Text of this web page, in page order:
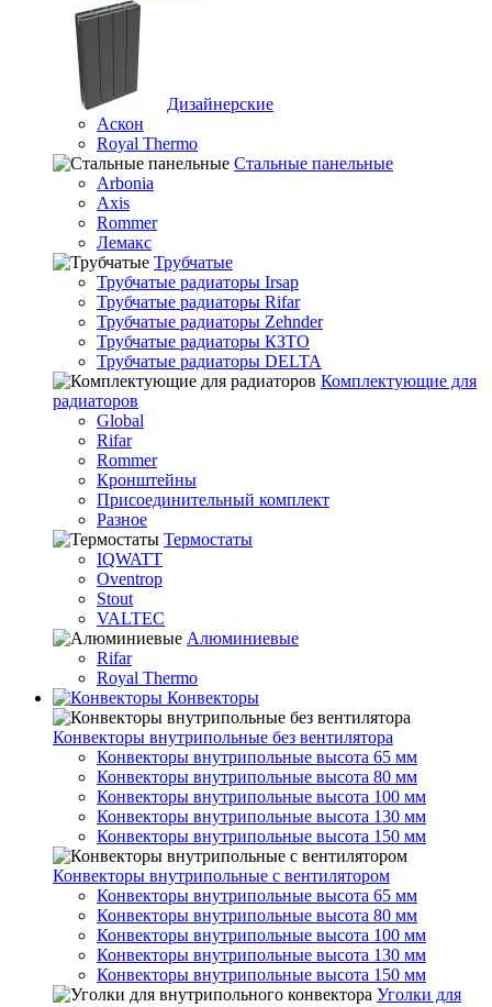
Дизайнерские
Аскон
Royal Thermo
Стальные панельные
Arbonia
Axis
Rommer
Лемакс
Трубчатые
Трубчатые радиаторы Irsap
Трубчатые радиаторы Rifar
Трубчатые радиаторы Zehnder
Трубчатые радиаторы КЗТО
Трубчатые радиаторы DELTA
Комплектующие для
радиаторов
Global
Rifar
Rommer
Кронштейны
Присоединительный комплект
Разное
Термостаты
IQWATT
Oventrop
Stout
VALTEC
Алюминиевые
Rifar
Royal Thermo
Конвекторы
Конвекторы внутрипольные без вентилятора
Конвекторы внутрипольные высота 65 мм
Конвекторы внутрипольные высота 80 мм
Конвекторы внутрипольные высота 100 мм
Конвекторы внутрипольные высота 130 мм
Конвекторы внутрипольные высота 150 мм
Конвекторы внутрипольные с вентилятором
Конвекторы внутрипольные высота 65 мм
Конвекторы внутрипольные высота 80 мм
Конвекторы внутрипольные высота 100 мм
Конвекторы внутрипольные высота 130 мм
Конвекторы внутрипольные высота 150 мм
Уголки для